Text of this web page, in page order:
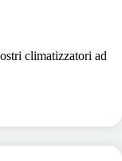
climatizzatori ad